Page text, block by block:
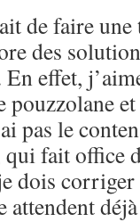
de faire une
des
effet,
pouzzolane
pas le
qui fait office
dois
attendent